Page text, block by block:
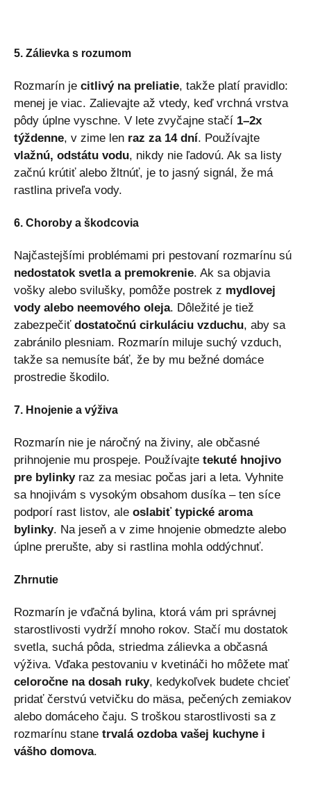
5. Zálievka s rozumom
Rozmarín je citlivý na preliatie, takže platí pravidlo:
menej je viac. Zalievajte až vtedy, keď vrchná vrstva
pôdy úplne vyschne. V lete zvyčajne stačí 1–2x
týždenne, v zime len raz za 14 dní. Používajte
vlažnú, odstátu vodu, nikdy nie ľadovú. Ak sa listy
začnú krútiť alebo žltnúť, je to jasný signál, že má
rastlina priveľa vody.
6. Choroby a škodcovia
Najčastejšími problémami pri pestovaní rozmarínu sú
nedostatok svetla a premokrenie. Ak sa objavia
vošky alebo svilušky, pomôže postrek z mydlovej
vody alebo neemového oleja. Dôležité je tiež
zabezpečiť dostatočnú cirkuláciu vzduchu, aby sa
zabránilo plesniam. Rozmarín miluje suchý vzduch,
takže sa nemusíte báť, že by mu bežné domáce
prostredie škodilo.
7. Hnojenie a výživa
Rozmarín nie je náročný na živiny, ale občasné
prihnojenie mu prospeje. Používajte tekuté hnojivo
pre bylinkyraz za mesiac počas jari a leta. Vyhnite
sa hnojivám s vysokým obsahom dusíka – ten síce
podporí rast listov, ale oslabiť typické aroma
bylinky. Na jeseň a v zime hnojenie obmedzte alebo
úplne prerušte, aby si rastlina mohla oddýchnuť.
Zhrnutie
Rozmarín je vďačná bylina, ktorá vám pri správnej
starostlivosti vydrží mnoho rokov. Stačí mu dostatok
svetla, suchá pôda, striedma zálievka a občasná
výživa. Vďaka pestovaniu v kvetináči ho môžete mať
celoročne na dosah ruky, kedykoľvek budete chcieť
pridať čerstvú vetvičku do mäsa, pečených zemiakov
alebo domáceho čaju. S troškou starostlivosti sa z
rozmarínu stane trvalá ozdoba vašej kuchyne i
vášho domova.